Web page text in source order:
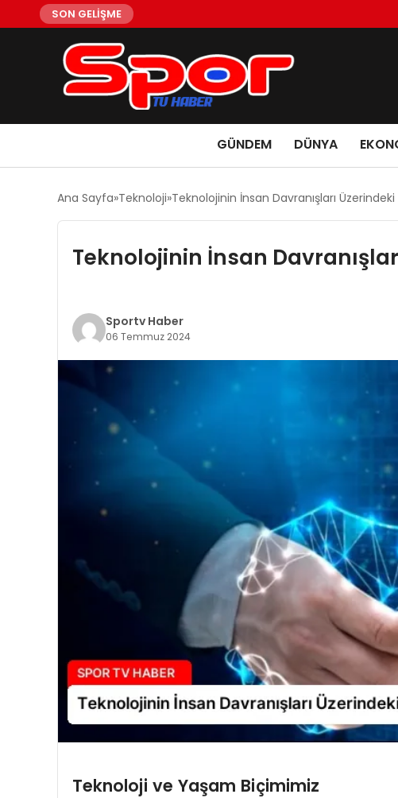
SON GELİŞME
GÜNDEM DÜNYA
Ana Sayfa Teknoloji Teknolojinin İnsan Davranışları Üzerindeki
Teknolojinin İnsan
Sportv Haber
06 Temmuz 2024
Teknoloji ve Yaşam Biçimimiz